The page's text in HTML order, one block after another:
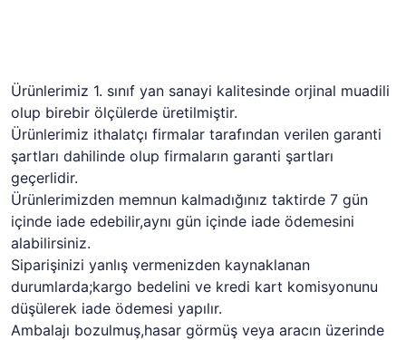
Ürünlerimiz 1. sınıf yan sanayi kalitesinde orjinal muadili
olup birebir ölçülerde üretilmiştir.
Ürünlerimiz ithalatçı firmalar tarafından verilen garanti
şartları dahilinde olup firmaların garanti şartları
geçerlidir.
Ürünlerimizden memnun kalmadığınız taktirde 7 gün
içinde iade edebilir,aynı gün içinde iade ödemesini
alabilirsiniz.
Siparişinizi yanlış vermenizden kaynaklanan
durumlarda;kargo bedelini ve kredi kart komisyonunu
düşülerek iade ödemesi yapılır.
Ambalajı bozulmuş,hasar görmüş veya aracın üzerinde